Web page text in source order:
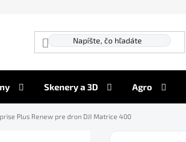
Skenery a 3D Agro
Plus Renew pre dron DJI Matrice 400